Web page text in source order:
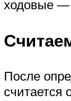
ходовые
После
считается